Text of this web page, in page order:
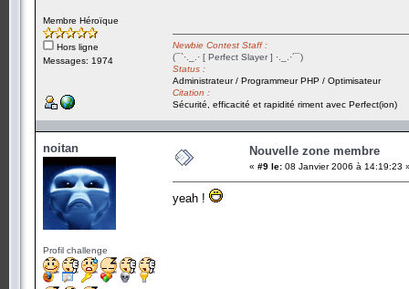
Membre Héroïque
Hors ligne
Messages: 1974
Newbie Contest Staff :
(¯`·._.· [ Perfect Slayer ] ·._.·´¯)
Status :
Administrateur / Programmeur PHP / Optimisateur
Citation :
Sécurité, efficacité et rapidité riment avec Perfect(ion)
noitan
Profil challenge
Nouvelle zone membre
« #9 le: 08 Janvier 2006 à 14:19:23
yeah !